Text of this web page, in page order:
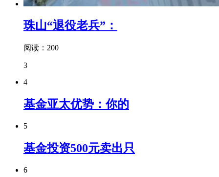
珠山“退役老兵”：
阅读：200
3
4
基金亚太优势：你的
5
基金投资500元卖出只
6